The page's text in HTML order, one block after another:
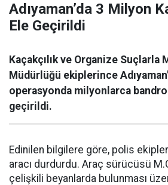
Adıyaman’da 3 Milyon
Ele Geçirildi
Kaçakçılık ve Organize Suçlarla
Müdürlüğü ekiplerince
operasyonda milyonlarca
geçirildi.
Edinilen bilgilere göre, polis
aracı durdurdu. Araç sürücüsü
çelişkili beyanlarda bulunması